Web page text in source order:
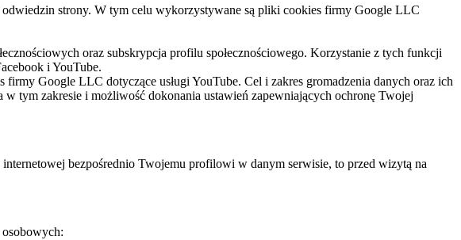
odwiedzin strony. W tym celu wykorzystywane są pliki cookies firmy Google LLC
oraz subskrypcja profilu społecznościowego. Korzystanie z tych funkcji
i YouTube.
Google LLC dotyczące usługi YouTube. Cel i zakres gromadzenia danych oraz ich
tym zakresie i możliwość dokonania ustawień zapewniających ochronę Twojej
bezpośrednio Twojemu profilowi w danym serwisie, to przed wizytą na